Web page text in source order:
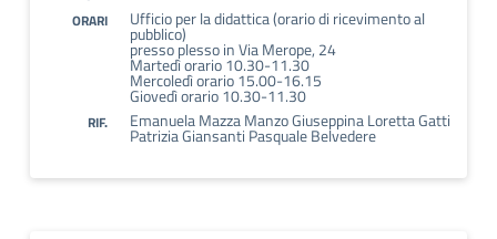
ORARI Ufficio per la didattica (orario di ricevimento al
pubblico)
presso plesso in Via Merope, 24
Martedì orario 10.30-11.30
Mercoledì orario 15.00-16.15
Giovedì orario 10.30-11.30
RIF. Emanuela Mazza Manzo Giuseppina Loretta Gatti
Patrizia Giansanti Pasquale Belvedere